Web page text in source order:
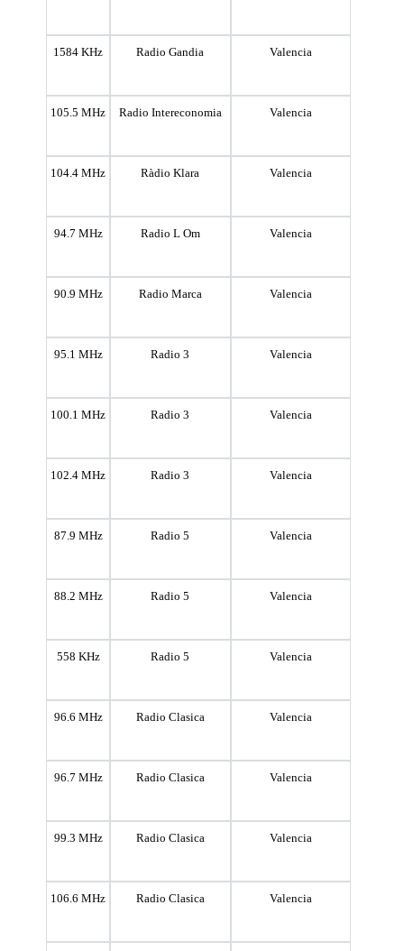
1584 KHz Radio Gandia Valencia
105.5 MHz Radio Intereconomia Valencia
104.4 MHz Ràdio Klara Valencia
94.7 MHz Radio L Om Valencia
90.9 MHz Radio Marca Valencia
95.1 MHz Radio 3 Valencia
100.1 MHz Radio 3 Valencia
102.4 MHz Radio 3 Valencia
87.9 MHz Radio 5 Valencia
88.2 MHz Radio 5 Valencia
558 KHz Radio 5 Valencia
96.6 MHz Radio Clasica Valencia
96.7 MHz Radio Clasica Valencia
99.3 MHz Radio Clasica Valencia
106.6 MHz Radio Clasica Valencia